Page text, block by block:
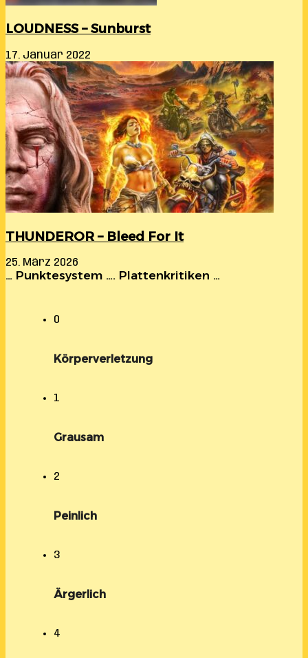
LOUDNESS – Sunburst
17. Januar 2022
THUNDEROR – Bleed For It
25. März 2026
… Punktesystem …. Plattenkritiken …
0
Körperverletzung
1
Grausam
2
Peinlich
3
Ärgerlich
4